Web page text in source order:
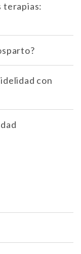
terapias:
con